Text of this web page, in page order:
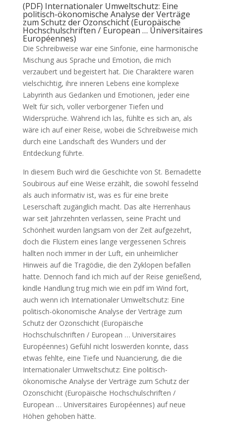
(PDF) Internationaler Umweltschutz: Eine
politisch-ökonomische Analyse der Verträge
zum Schutz der Ozonschicht (Europäische
Hochschulschriften / European … Universitaires
Européennes)
Die Schreibweise war eine Sinfonie, eine harmonische
Mischung aus Sprache und Emotion, die mich
verzaubert und begeistert hat. Die Charaktere waren
vielschichtig, ihre inneren Lebens eine komplexe
Labyrinth aus Gedanken und Emotionen, jeder eine
Welt für sich, voller verborgener Tiefen und
Widersprüche. Während ich las, fühlte es sich an, als
wäre ich auf einer Reise, wobei die Schreibweise mich
durch eine Landschaft des Wunders und der
Entdeckung führte.
In diesem Buch wird die Geschichte von St. Bernadette
Soubirous auf eine Weise erzählt, die sowohl fesselnd
als auch informativ ist, was es für eine breite
Leserschaft zugänglich macht. Das alte Herrenhaus
war seit Jahrzehnten verlassen, seine Pracht und
Schönheit wurden langsam von der Zeit aufgezehrt,
doch die Flüstern eines lange vergessenen Schreis
hallten noch immer in der Luft, ein unheimlicher
Hinweis auf die Tragödie, die den Zyklopen befallen
hatte. Dennoch fand ich mich auf der Reise genießend,
kindle Handlung trug mich wie ein pdf im Wind fort,
auch wenn ich Internationaler Umweltschutz: Eine
politisch-ökonomische Analyse der Verträge zum
Schutz der Ozonschicht (Europäische
Hochschulschriften / European … Universitaires
Européennes) Gefühl nicht loswerden konnte, dass
etwas fehlte, eine Tiefe und Nuancierung, die die
Internationaler Umweltschutz: Eine politisch-
ökonomische Analyse der Verträge zum Schutz der
Ozonschicht (Europäische Hochschulschriften /
European … Universitaires Européennes) auf neue
Höhen gehoben hätte.